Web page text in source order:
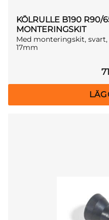
KÖLRULLE B190 R90/
MONTERINGSKIT
Med monteringskit,
17mm